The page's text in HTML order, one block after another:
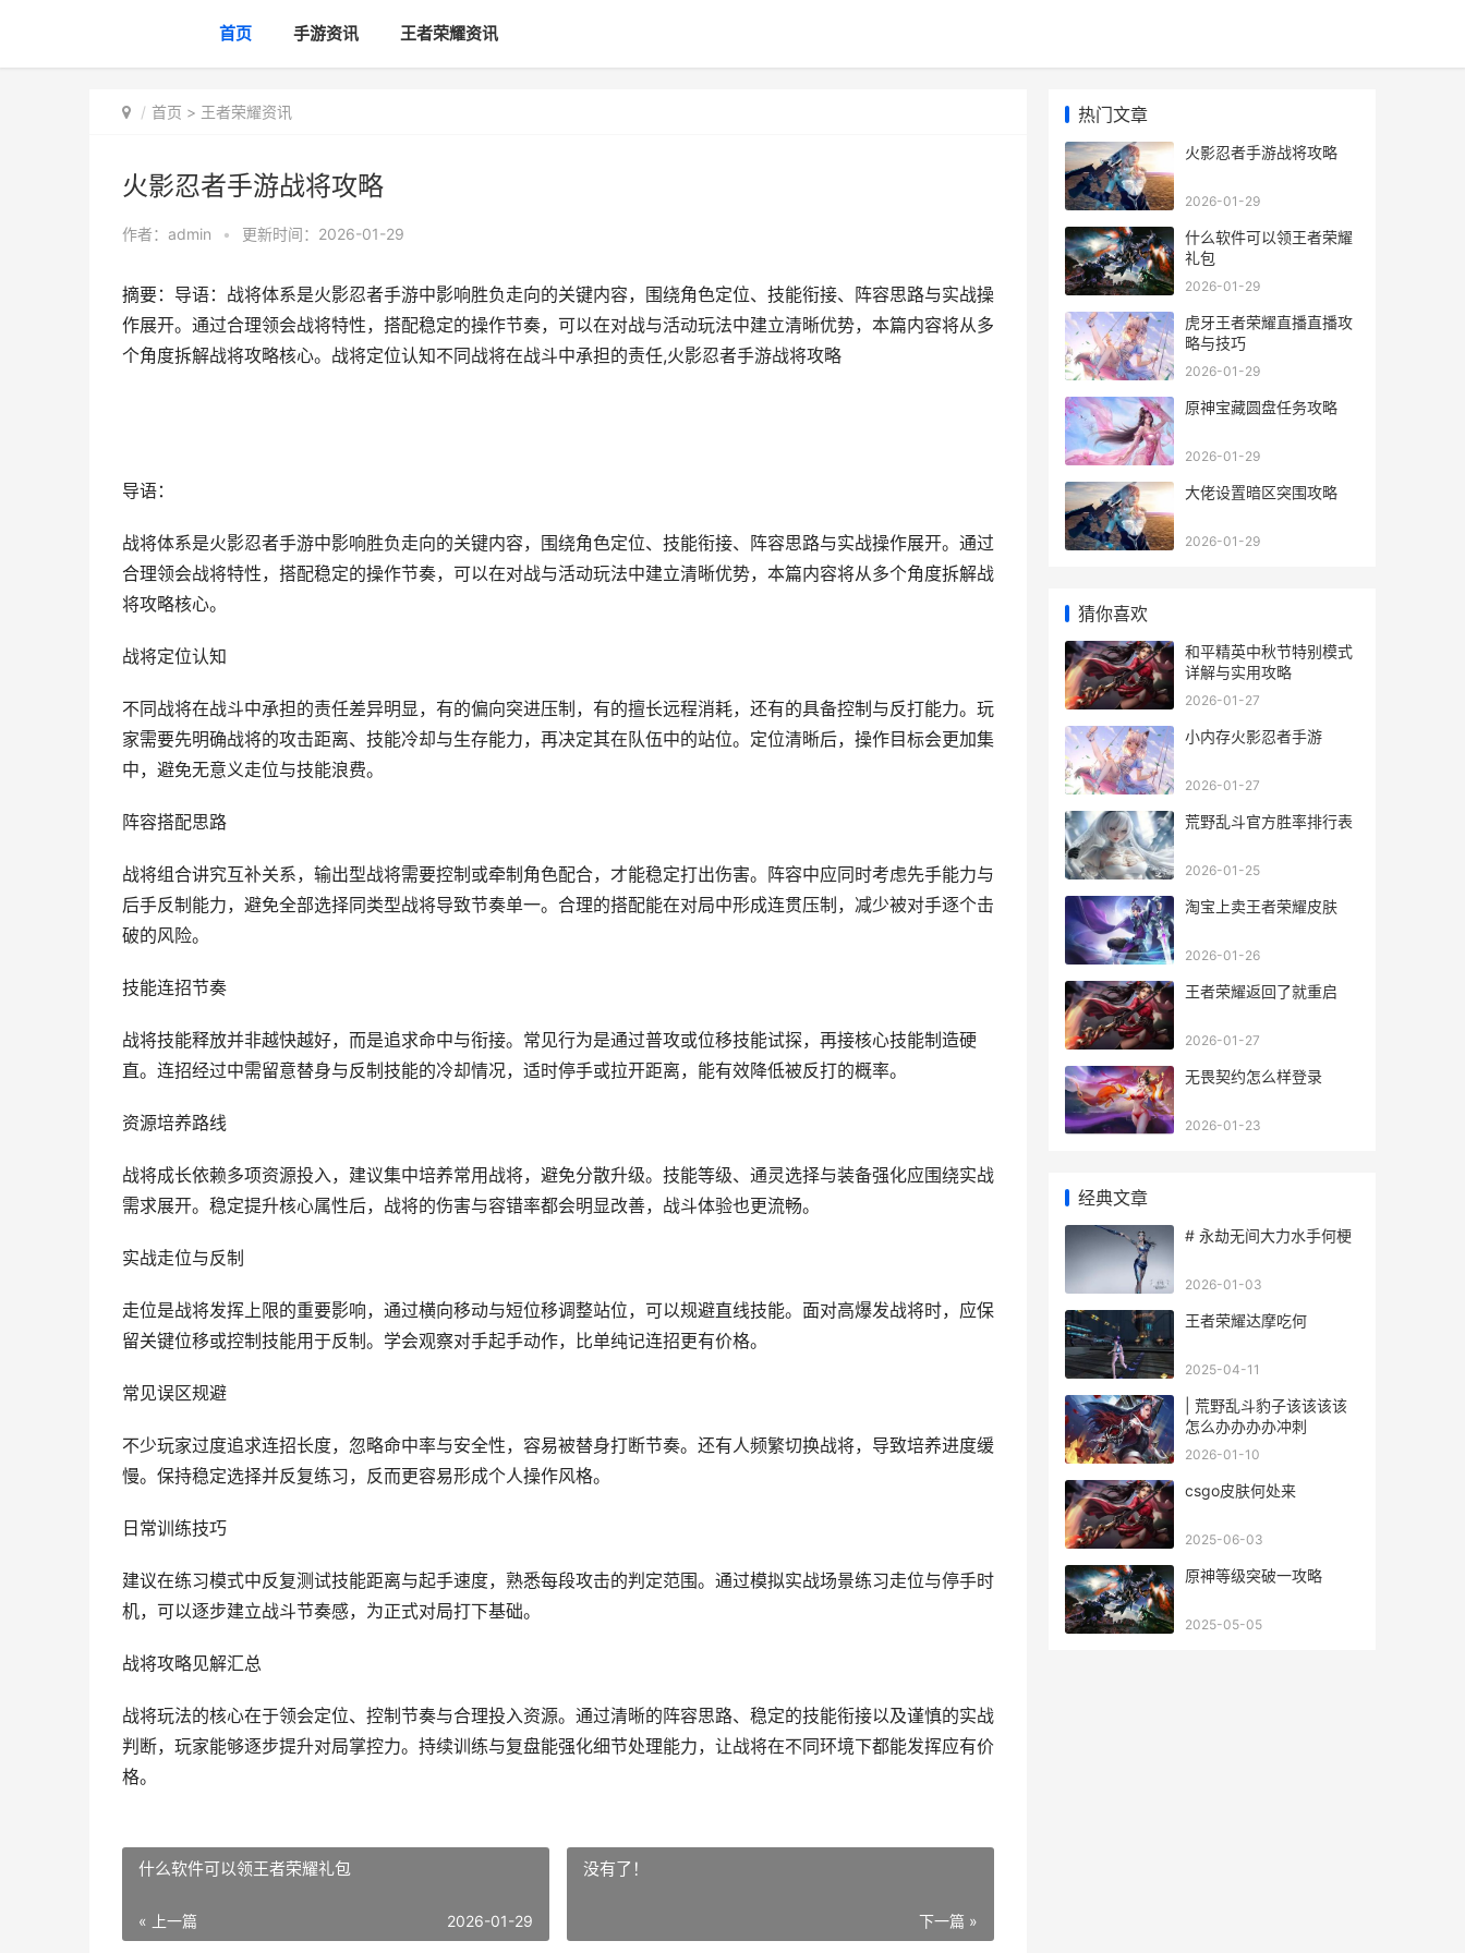
首页 手游资讯 王者荣耀资讯
首页 > 王者荣耀资讯
火影忍者手游战将攻略
作者： admin • 更新时间：2026-01-29
摘要：导语：战将体系是火影忍者手游中影响胜负走向的关键内容，围绕角色定位、技能衔接、阵容思路与实战操
作展开。通过合理领会战将特性，搭配稳定的操作节奏，可以在对战与活动玩法中建立清晰优势，本篇内容将从多
个角度拆解战将攻略核心。战将定位认知不同战将在战斗中承担的责任,火影忍者手游战将攻略
导语：
战将体系是火影忍者手游中影响胜负走向的关键内容，围绕角色定位、技能衔接、阵容思路与实战操作展开。通过
合理领会战将特性，搭配稳定的操作节奏，可以在对战与活动玩法中建立清晰优势，本篇内容将从多个角度拆解战
将攻略核心。
战将定位认知
不同战将在战斗中承担的责任差异明显，有的偏向突进压制，有的擅长远程消耗，还有的具备控制与反打能力。玩
家需要先明确战将的攻击距离、技能冷却与生存能力，再决定其在队伍中的站位。定位清晰后，操作目标会更加集
中，避免无意义走位与技能浪费。
阵容搭配思路
战将组合讲究互补关系，输出型战将需要控制或牵制角色配合，才能稳定打出伤害。阵容中应同时考虑先手能力与
后手反制能力，避免全部选择同类型战将导致节奏单一。合理的搭配能在对局中形成连贯压制，减少被对手逐个击
破的风险。
技能连招节奏
战将技能释放并非越快越好，而是追求命中与衔接。常见行为是通过普攻或位移技能试探，再接核心技能制造硬
直。连招经过中需留意替身与反制技能的冷却情况，适时停手或拉开距离，能有效降低被反打的概率。
资源培养路线
战将成长依赖多项资源投入，建议集中培养常用战将，避免分散升级。技能等级、通灵选择与装备强化应围绕实战
需求展开。稳定提升核心属性后，战将的伤害与容错率都会明显改善，战斗体验也更流畅。
实战走位与反制
走位是战将发挥上限的重要影响，通过横向移动与短位移调整站位，可以规避直线技能。面对高爆发战将时，应保
留关键位移或控制技能用于反制。学会观察对手起手动作，比单纯记连招更有价格。
常见误区规避
不少玩家过度追求连招长度，忽略命中率与安全性，容易被替身打断节奏。还有人频繁切换战将，导致培养进度缓
慢。保持稳定选择并反复练习，反而更容易形成个人操作风格。
日常训练技巧
建议在练习模式中反复测试技能距离与起手速度，熟悉每段攻击的判定范围。通过模拟实战场景练习走位与停手时
机，可以逐步建立战斗节奏感，为正式对局打下基础。
战将攻略见解汇总
战将玩法的核心在于领会定位、控制节奏与合理投入资源。通过清晰的阵容思路、稳定的技能衔接以及谨慎的实战
判断，玩家能够逐步提升对局掌控力。持续训练与复盘能强化细节处理能力，让战将在不同环境下都能发挥应有价
格。
什么软件可以领王者荣耀礼包
« 上一篇 2026-01-29
没有了！
下一篇 »
热门文章
火影忍者手游战将攻略
2026-01-29
什么软件可以领王者荣耀
礼包
2026-01-29
虎牙王者荣耀直播直播攻
略与技巧
2026-01-29
原神宝藏圆盘任务攻略
2026-01-29
大佬设置暗区突围攻略
2026-01-29
猜你喜欢
和平精英中秋节特别模式
详解与实用攻略
2026-01-27
小内存火影忍者手游
2026-01-27
荒野乱斗官方胜率排行表
2026-01-25
淘宝上卖王者荣耀皮肤
2026-01-26
王者荣耀返回了就重启
2026-01-27
无畏契约怎么样登录
2026-01-23
经典文章
# 永劫无间大力水手何梗
2026-01-03
王者荣耀达摩吃何
2025-04-11
| 荒野乱斗豹子该该该该
怎么办办办办冲刺
2026-01-10
csgo皮肤何处来
2025-06-03
原神等级突破一攻略
2025-05-05